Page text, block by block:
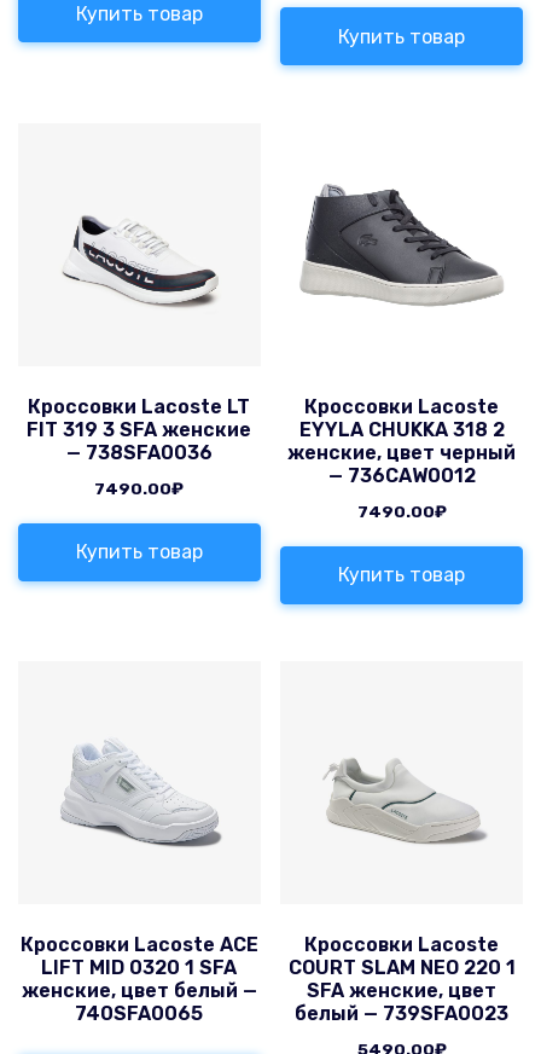
Купить товар
Купить товар
Кроссовки Lacoste LT
FIT 319 3 SFA женские
— 738SFA0036
7490.00₽
Купить товар
Кроссовки Lacoste
EYYLA CHUKKA 318 2
женские, цвет черный
— 736CAW0012
7490.00₽
Купить товар
Кроссовки Lacoste ACE
LIFT MID 0320 1 SFA
женские, цвет белый —
740SFA0065
Кроссовки Lacoste
COURT SLAM NEO 220 1
SFA женские, цвет
белый — 739SFA0023
5490.00₽